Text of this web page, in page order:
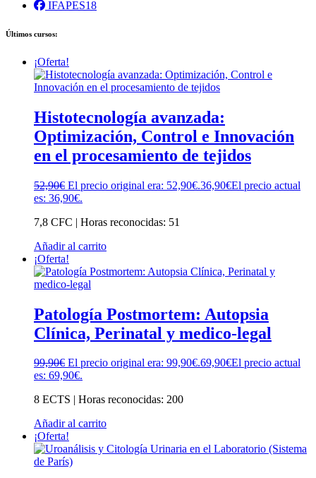
IFAPES18
Últimos cursos:
¡Oferta!
Histotecnología avanzada:
Optimización, Control e Innovación
en el procesamiento de tejidos
52,90€ El precio original era: 52,90€.36,90€El precio actual
es: 36,90€.
7,8 CFC | Horas reconocidas: 51
Añadir al carrito
¡Oferta!
Patología Postmortem: Autopsia
Clínica, Perinatal y medico-legal
99,90€ El precio original era: 99,90€.69,90€El precio actual
es: 69,90€.
8 ECTS | Horas reconocidas: 200
Añadir al carrito
¡Oferta!